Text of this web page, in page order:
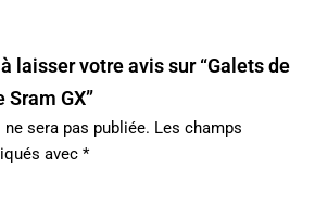
laisser votre avis sur “Galets de
GX”
sera pas publiée. Les champs
avec *